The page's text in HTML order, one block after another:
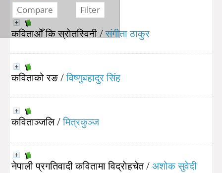
कविताओँ कि स्राेतस्विनी/संगीता ठाकुर
कविताको रङ/विष्णुबहादुर सिंह
कविताञ्जलि/मित्रकुञ्ज
नेपाली प्रगतिवादी कवितामा विद्राेहचेत/अशोक सुवेदी